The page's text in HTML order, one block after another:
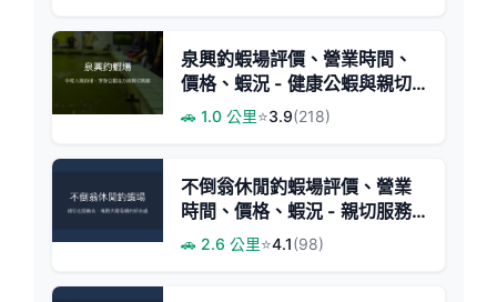
泉興釣蝦場評價、營業時間、
價格、蝦況 - 健康公蝦與親切
服務
🚗 1.0 公里⭐3.9(218)
不倒翁休閒釣蝦場評價、營業
時間、價格、蝦況 - 親切服務
與多元蝦池體驗
🚗 2.6 公里⭐4.1(98)